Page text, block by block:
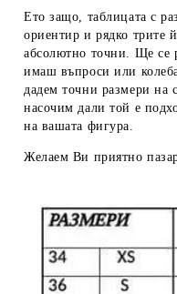
Ето защо, таблицата с
ориентир и рядко трите
абсолютно точни. Ще се
имаш въпроси или
дадемточни размери на
насочим дали той е
на вашата фигура.
Желаем Ви приятно